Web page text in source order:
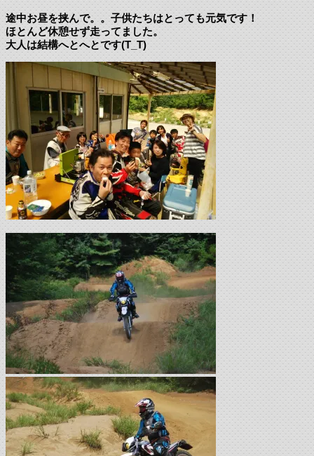
途中お昼を挟んで。。子供たちはとっても元気です！
ほとんど休憩せず走ってました。
大人は結構へとへとです(T_T)